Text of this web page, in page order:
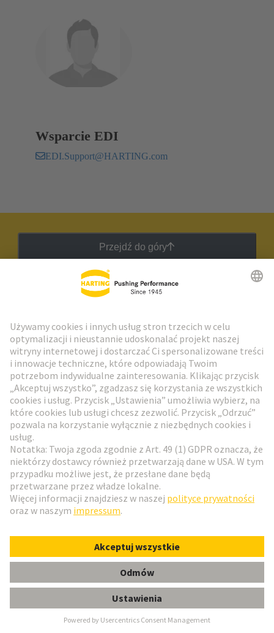
Wsparcie EDI
EDI.Support@HARTING.com
Przejdź do góry
Przejdź do rejestracji
Social Media
Polski
© HARTING Technology Group
WydawcaPolityka ochrony danych
Informacje dla klientów